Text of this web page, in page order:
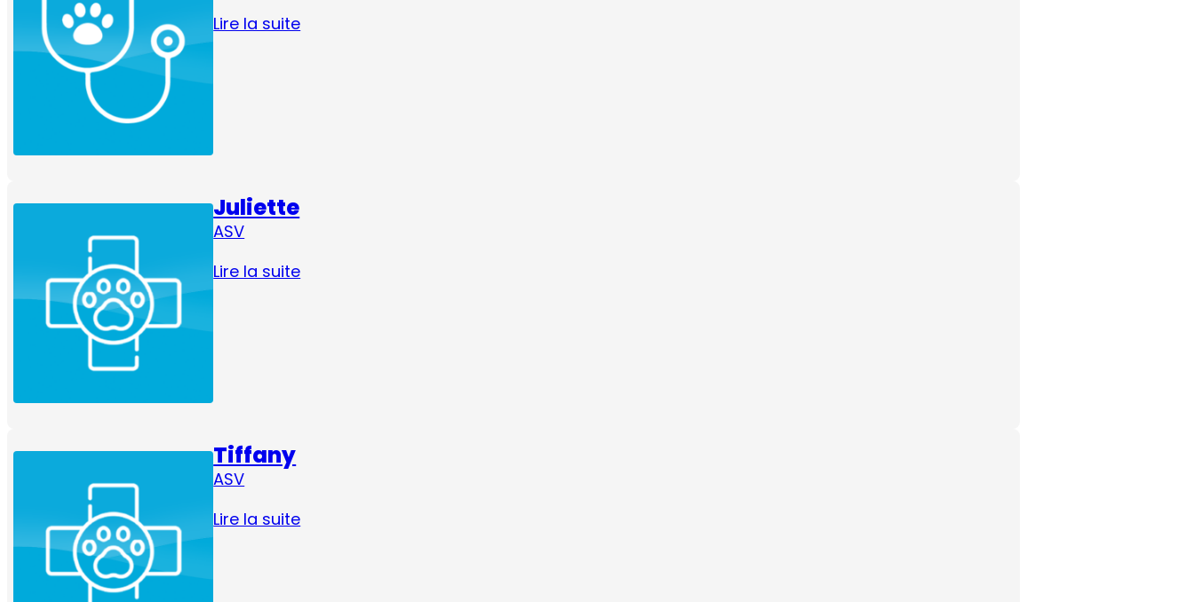
Lire la suite
Juliette
ASV
Lire la suite
Tiffany
ASV
Lire la suite